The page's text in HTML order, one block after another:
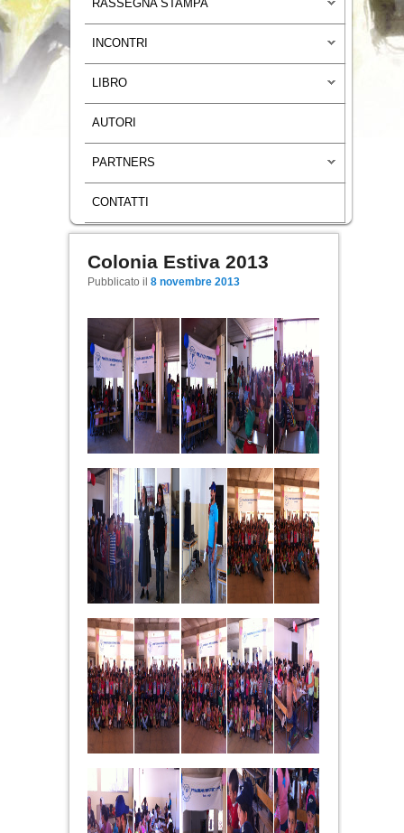
RASSEGNA STAMPA
INCONTRI
LIBRO
AUTORI
PARTNERS
CONTATTI
Navigazione articoli
Colonia Estiva 2013
Pubblicato il 8 novembre 2013